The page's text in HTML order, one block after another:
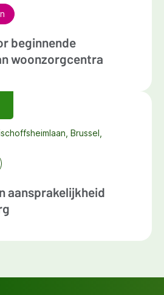
beginnende
woonzorgcentra
Brussel,
aansprakelijkheid